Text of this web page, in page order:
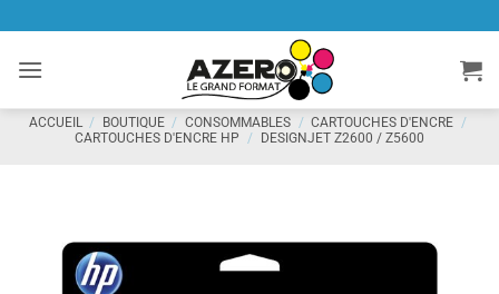
contenu
ACCUEIL / BOUTIQUE / CONSOMMABLES / CARTOUCHES D'ENCRE /
CARTOUCHES D'ENCRE HP / DESIGNJET Z2600 / Z5600